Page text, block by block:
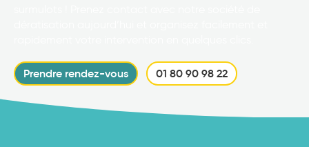
Prendre rendez-vous 01 80 90 98 22